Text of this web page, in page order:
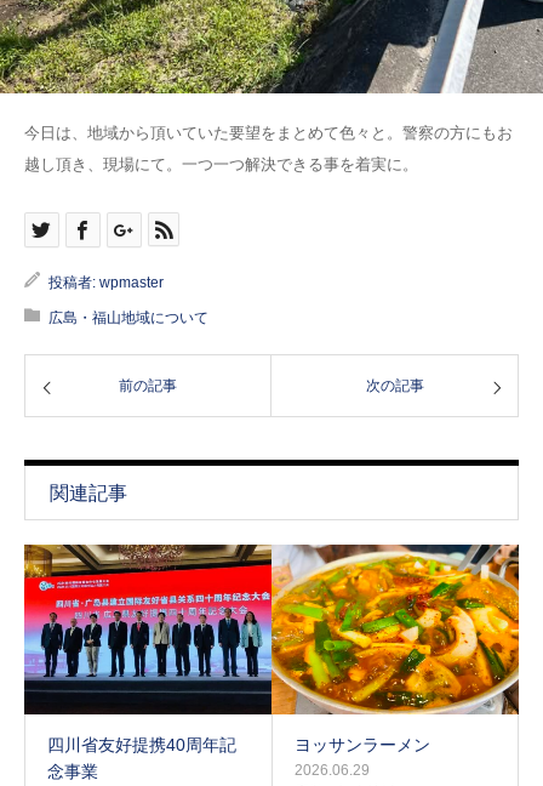
今日は、地域から頂いていた要望をまとめて色々と。警察の方にもお
越し頂き、現場にて。一つ一つ解決できる事を着実に。
投稿者: wpmaster
広島・福山地域について
前の記事 次の記事
関連記事
四川省友好提携40周年記
念事業
ヨッサンラーメン
2026.06.29